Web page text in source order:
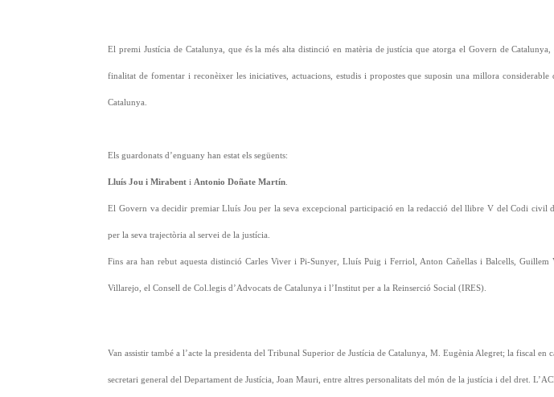
El premi Justícia de Catalunya, que és la més alta distinció en matèria de justícia que atorga el Govern de
finalitat de fomentar i reconèixer les iniciatives, actuacions, estudis i propostes que suposin una millora considerable
Catalunya.
Els guardonats d’enguany han estat els següents:
Lluís Jou i Mirabenti Antonio Doñate Martín
El Govern va decidir premiar Lluís Jou per la seva excepcional participació en la redacció del llibre V del Codi civil
per la seva trajectòria al servei de la justícia.
Fins ara han rebut aquesta distinció Carles Viver i Pi-Sunyer, Lluís Puig i Ferriol, Anton Cañellas i Balcells, Guillem
Villarejo, el Consell de Col.legis d’Advocats de Catalunya i l’Institut per a la Reinserció Social (IRES).
Van assistir també a l’acte la presidenta del Tribunal Superior de Justícia de Catalunya, M. Eugènia Alegret; la fiscal en
secretari general del Departament de Justícia, Joan Mauri, entre altres personalitats del món de la justícia i del dret.